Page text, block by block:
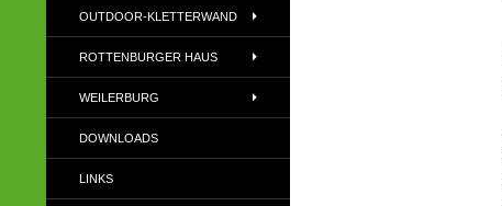
OUTDOOR-KLETTERWAND
ROTTENBURGER HAUS
WEILERBURG
DOWNLOADS
LINKS